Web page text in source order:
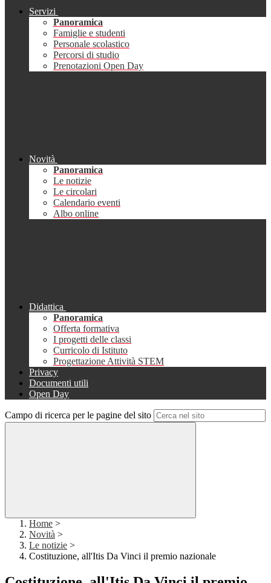
Servizi
Panoramica
Famiglie e studenti
Personale scolastico
Percorsi di studio
Prenotazioni Open Day
Novità
Panoramica
Le notizie
Le circolari
Calendario eventi
Albo online
Didattica
Panoramica
Offerta formativa
I progetti delle classi
Curricolo di Istituto
Progettazione Attività STEM
Privacy
Documenti utili
Open Day
Campo di ricerca per le pagine del sito
Home >
Novità >
Le notizie >
Costituzione, all'Itis Da Vinci il premio nazionale